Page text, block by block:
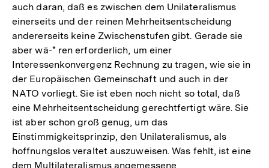
auch daran, daß es zwischen dem Unilateralismus
einerseits und der reinen Mehrheitsentscheidung
andererseits keine Zwischenstufen gibt. Gerade sie
aber wä-* ren erforderlich, um einer
Interessenkonvergenz Rechnung zu tragen, wie sie in
der Europäischen Gemeinschaft und auch in der
NATO vorliegt. Sie ist eben noch nicht so total, daß
eine Mehrheitsentscheidung gerechtfertigt wäre. Sie
ist aber schon groß genug, um das
Einstimmigkeitsprinzip, den Unilateralismus, als
hoffnungslos veraltet auszuweisen. Was fehlt, ist eine
dem Multilateralismus angemessene